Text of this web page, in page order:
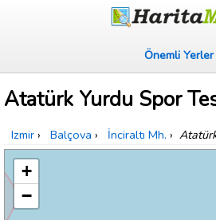
Önemli Yerler
Atatürk Yurdu Spor
Izmir › Balçova › İnciraltı Mh. ›
+
−